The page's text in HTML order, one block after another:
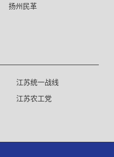
扬州民革
江苏统一战线
江苏农工党